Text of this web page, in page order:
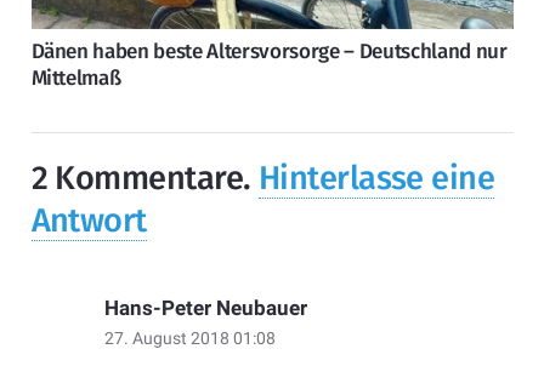
Dänen haben beste Altersvorsorge – Deutschland nur
Mittelmaß
2 Kommentare. Hinterlasse eine
Antwort
Hans-Peter Neubauer
27. August 2018 01:08